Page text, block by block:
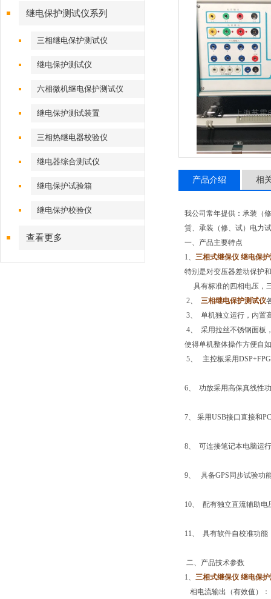
继电保护测试仪系列
三相继电保护测试仪
继电保护测试仪
六相微机继电保护测试仪
继电保护测试装置
三相热继电器校验仪
继电器综合测试仪
继电保护试验箱
继电保护校验仪
查看更多
产品介绍 相
我公司常年提供：承装（
赁、承装（修、试）电力
一、产品主要特点
1、 三相式继保仪 继电保
特别是对变压器差动保护
具有标准的四相电压，
2、 三相继电保护测试仪
3、 单机独立运行，内置
4、 采用拉丝不锈钢面板
使得单机整体操作方便自
5、 主控板采用
6、 功放采用高保真线性
7、 采用USB接口直接和
8、 可连接笔记本电脑运
9、 具备GPS同步试验功
10、 配有独立直流辅助电
11、 具有软件自校准功能
二、产品技术参数
1、 三相式继保仪 继电保
相电流输出（有效值）